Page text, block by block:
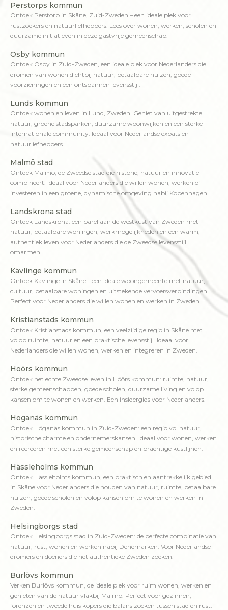
Perstorps kommun
Ontdek Perstorp in Skåne, Zuid-Zweden – een ideale plek voor
rustzoekers en natuurliefhebbers. Lees over wonen, werken, scholen en
duurzame initiatieven in deze gastvrije gemeenschap.
Osby kommun
Ontdek Osby in Zuid-Zweden, een ideale plek voor Nederlanders die
dromen van wonen dichtbij natuur, betaalbare huizen, goede
voorzieningen en een ontspannen levensstijl.
Lunds kommun
Ontdek wonen en leven in Lund, Zweden. Geniet van uitgestrekte
natuur, groene stadsparken, duurzame woonwijken en een sterke
internationale community. Ideaal voor Nederlandse expats en
natuurliefhebbers.
Malmö stad
Ontdek Malmö, de Zweedse stad die historie, natuur en innovatie
combineert. Ideaal voor Nederlanders die willen wonen, werken of
investeren in een groene, dynamische omgeving nabij Kopenhagen.
Landskrona stad
Ontdek Landskrona: een parel aan de westkust van Zweden met
natuur, betaalbare woningen, werkmogelijkheden en een warm,
authentiek leven voor Nederlanders die de Zweedse levensstijl
omarmen.
Kävlinge kommun
Ontdek Kävlinge in Skåne - een ideale woongemeente met natuur,
cultuur, betaalbare woningen en uitstekende vervoersverbindingen.
Perfect voor Nederlanders die willen wonen en werken in Zweden.
Kristianstads kommun
Ontdek Kristianstads kommun, een veelzijdige regio in Skåne met
volop ruimte, natuur en een praktische levensstijl. Ideaal voor
Nederlanders die willen wonen, werken en integreren in Zweden.
Höörs kommun
Ontdek het echte Zweedse leven in Höörs kommun: ruimte, natuur,
sterke gemeenschappen, goede scholen, duurzame living en volop
kansen om te wonen en werken. Een insidergids voor Nederlanders.
Höganäs kommun
Ontdek Höganäs kommun in Zuid-Zweden: een regio vol natuur,
historische charme en ondernemerskansen. Ideaal voor wonen, werken
en recreëren met een sterke gemeenschap en prachtige kustlijnen.
Hässleholms kommun
Ontdek Hässleholms kommun, een praktisch en aantrekkelijk gebied
in Skåne voor Nederlanders die houden van natuur, ruimte, betaalbare
huizen, goede scholen en volop kansen om te wonen en werken in
Zweden.
Helsingborgs stad
Ontdek Helsingborgs stad in Zuid-Zweden: de perfecte combinatie van
natuur, rust, wonen en werken nabij Denemarken. Voor Nederlandse
dromers en doeners die het authentieke Zweden zoeken.
Burlövs kommun
Verken Burlövs kommun, de ideale plek voor ruim wonen, werken en
genieten van de natuur vlakbij Malmö. Perfect voor gezinnen,
forenzen en tweede huis kopers die balans zoeken tussen stad en rust.